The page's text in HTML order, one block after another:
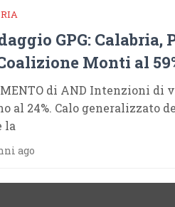
GPG: Calabria,
Monti al
di AND Intenzioni di
al 24%. Calo generalizzato
la
ago